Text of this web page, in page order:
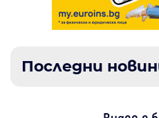
Последни